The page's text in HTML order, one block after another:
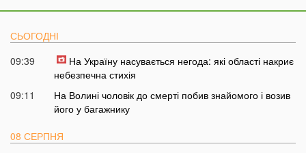
СЬОГОДНІ
09:39
На Україну насувається негода: які області накриє
небезпечна стихія
09:11
На Волині чоловік до смерті побив знайомого і возив
його у багажнику
08 СЕРПНЯ